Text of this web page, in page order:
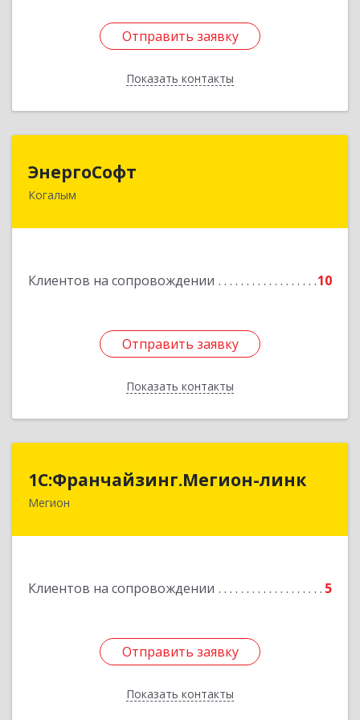
Отправить заявку
Показать контакты
Отправить заявку
Назад
ЭнергоСофт
Когалым
Клиентов на сопровождении 10
Отправить заявку
Показать контакты
628485, Ханты-Мансийский Автономный округ
Подробнее
Отправить заявку
Назад
1С:Франчайзинг.Мегион-линк
Мегион
Клиентов на сопровождении 5
Отправить заявку
Показать контакты
1С:Франчайзинг.Мегион-линк
Отправить заявку
Назад